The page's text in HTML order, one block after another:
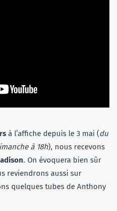
à l’affiche depuis le 3 mai (du
à 18h), nous recevons
. On évoquera bien sûr
reviendrons aussi sur
quelques tubes de Anthony